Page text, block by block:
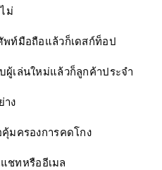
ม่
พท์มือถือแล้วก็เดสก์ท็อป
เล่นใหม่แล้วก็ลูกค้าประจำ
าง
มครองการคดโกง
ชทหรืออีเมล